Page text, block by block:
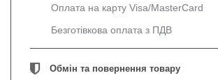
Оплата на карту Visa/MasterCard
Безготівкова оплата з ПДВ
Обмін та повернення товару